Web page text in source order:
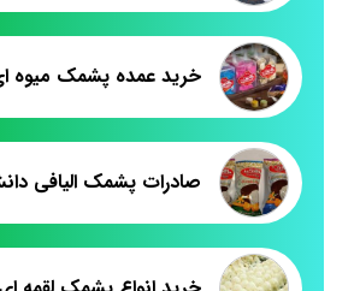
خرید عمده پشمک میوه